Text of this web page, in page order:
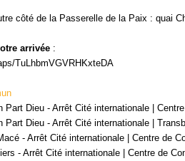
côté de la Passerelle de la Paix : quai
arrivée :
TuLhbmVGVRHKxteDA
Part Dieu - Arrêt Cité internationale |
Part Dieu - Arrêt Cité internationale |
- Arrêt Cité internationale | Centre de
- Arrêt Cité internationale | Centre de